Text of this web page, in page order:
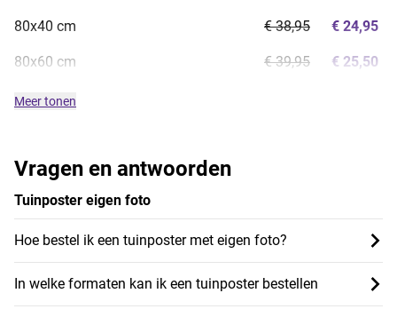
Vragen en antwoorden
Tuinposter eigen foto
Hoe bestel ik een tuinposter met eigen foto?
In welke formaten kan ik een tuinposter bestellen
80x40 cm
80x60 cm
€ 38,95
€ 39,95
€ 24,95
€ 25,50
Meer tonen